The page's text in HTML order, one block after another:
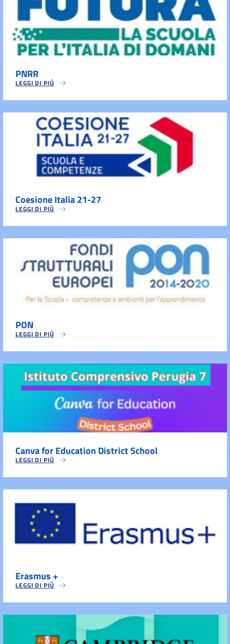
PNRR
LEGGI DI PIÙ
Coesione Italia 21-27
LEGGI DI PIÙ
PON
LEGGI DI PIÙ
Canva for Education District School
LEGGI DI PIÙ
Erasmus +
LEGGI DI PIÙ